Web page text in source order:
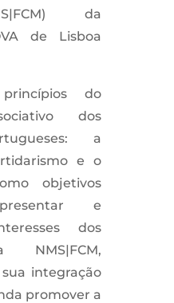
da
de Lisboa
do
dos
a
e o
objetivos
e
dos
NMS|FCM,
integração
promover a